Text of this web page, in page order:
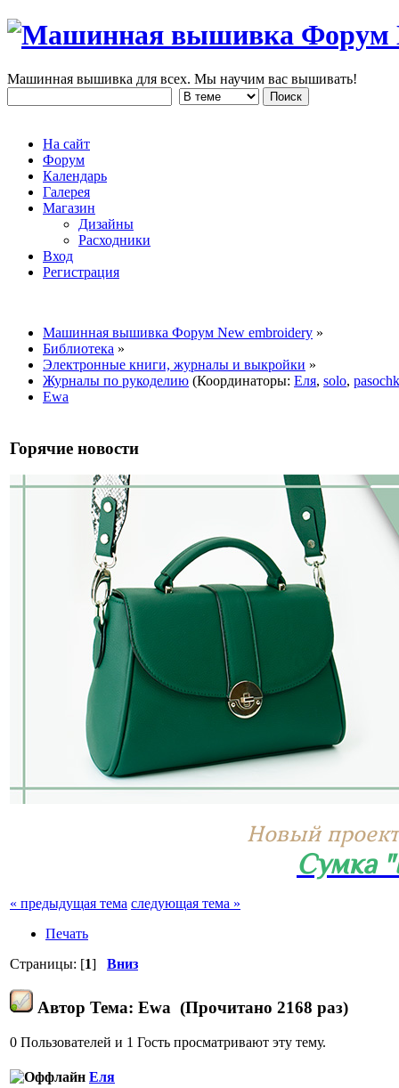
Машинная вышивка для всех. Мы научим вас вышивать!
На сайт
Форум
Календарь
Галерея
Магазин
Дизайны
Расходники
Вход
Регистрация
Машинная вышивка Форум New embroidery »
Библиотека »
Электронные книги, журналы и выкройки »
Журналы по рукоделию (Координаторы: Еля, solo,
Ewa
Горячие новости
Новый
Сумка
« предыдущая тема следующая тема »
Печать
Страницы: [1] Вниз
Автор Тема: Ewa (Прочитано 2168 раз)
0 Пользователей и 1 Гость просматривают эту тему.
Еля